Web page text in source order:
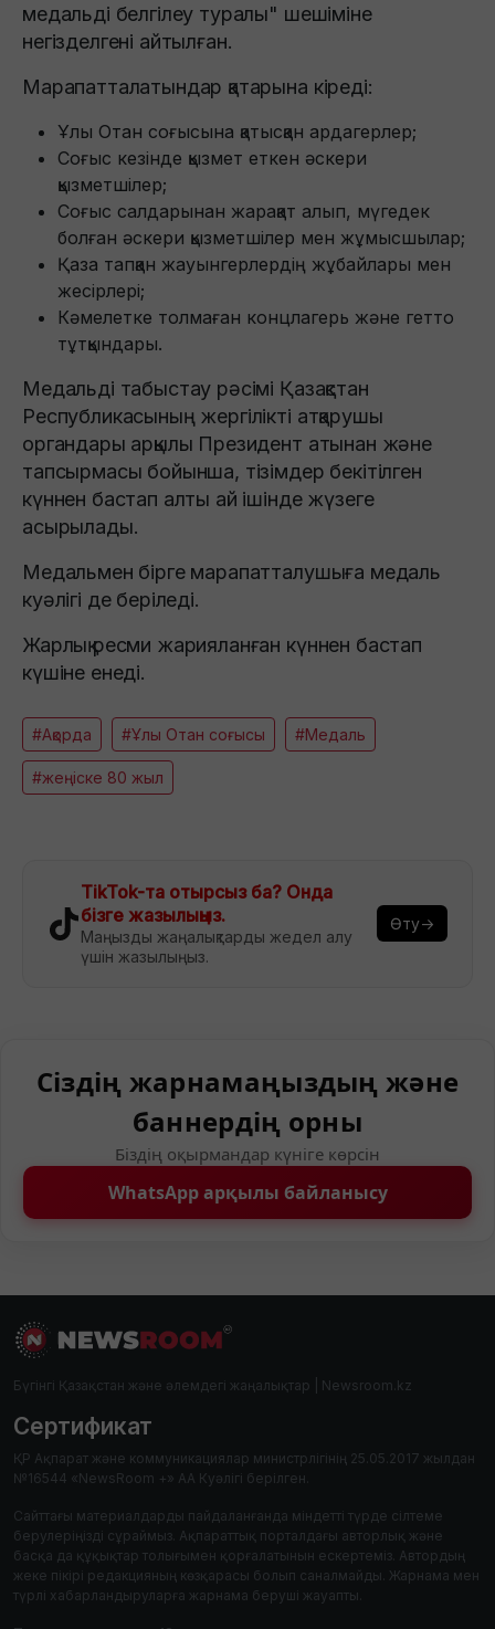
медальді белгілеу туралы" шешіміне
негізделгені айтылған.​
Марапатталатындар қатарына кіреді:
Ұлы Отан соғысына қатысқан ардагерлер;​
Соғыс кезінде қызмет еткен әскери
қызметшілер;​
Соғыс салдарынан жарақат алып, мүгедек
болған әскери қызметшілер мен жұмысшылар;​
Қаза тапқан жауынгерлердің жұбайлары мен
жесірлері;​
Кәмелетке толмаған концлагерь және гетто
тұтқындары.​
Медальді табыстау рәсімі Қазақстан
Республикасының жергілікті атқарушы
органдары арқылы Президент атынан және
тапсырмасы бойынша, тізімдер бекітілген
күннен бастап алты ай ішінде жүзеге
асырылады.​
Медальмен бірге марапатталушыға медаль
куәлігі де беріледі.​
Жарлық ресми жарияланған күннен бастап
күшіне енеді.​
#Ақорда #Ұлы Отан соғысы #Медаль
#жеңіске 80 жыл
TikTok-та отырсыз ба? Онда
бізге жазылыңыз.
Маңызды жаңалықтарды жедел алу
үшін жазылыңыз.
Өту→
Сіздің жарнамаңыздың және
баннердің орны
Біздің оқырмандар күніге көрсін
WhatsApp арқылы байланысу
Бүгінгі Қазақстан және әлемдегі жаңалықтар | Newsroom.kz
Сертификат
ҚР Ақпарат және коммуникациялар министрлігінің 25.05.2017 жылдан
№16544 «NewsRoom +» АА Куәлігі берілген.
Сайттағы материалдарды пайдаланғанда міндетті түрде сілтеме
берулеріңізді сұраймыз. Ақпараттық порталдағы авторлық және
басқа да құқықтар толығымен қорғалатынын ескертеміз. Автордың
жеке пікірі редакцияның көзқарасы болып саналмайды. Жарнама мен
түрлі хабарландыруларға жарнама беруші жауапты.